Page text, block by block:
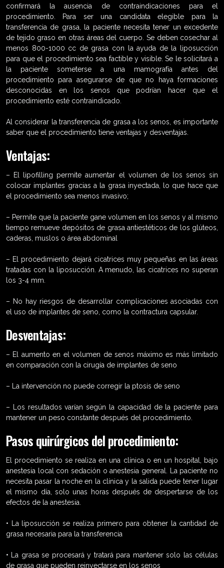
confirmará la ausencia de contraindicaciones para el
procedimiento. Para ser una candidata elegible para la
transferencia de grasa, la paciente necesita tener un excedente
de tejido graso en otras áreas del cuerpo. Se deben cosechar al
menos 800-1000 cc de grasa con la ayuda de la liposucción
para que el procedimiento sea factible y visible. Se le solicitará a
la paciente someterse a una mamografía antes del
procedimiento para asegurarse de que no haya formaciones
desconocidas en los senos que podrían hacer que el
procedimiento esté contraindicado.
Al considerar la transferencia de grasa a los senos, es importante
saber que el procedimiento tiene ventajas y desventajas.
Ventajas:
– El lipofilling permite aumentar el volumen de los senos sin
colocar implantes gracias a la grasa inyectada, lo que hace que
el procedimiento sea menos invasivo;
– Permite que la paciente gane volumen en los senos y al mismo
tiempo remueve depósitos de grasa antiestéticos de los glúteos,
caderas, muslos o área abdominal
– El procedimiento dejará cicatrices muy pequeñas en las áreas
tratadas con la liposucción. A menudo, las cicatrices no superan
los 3-4 mm.
– No hay riesgos de desarrollar complicaciones asociadas con
el uso de implantes de seno, como la contractura capsular.
Desventajas:
– El aumento en el volumen de senos máximo es más limitado
en comparación con la cirugía de implantes de seno
– La intervención no puede corregir la ptosis de seno
– Los resultados varían según la capacidad de la paciente para
mantener un peso constante después del procedimiento.
Pasos quirúrgicos del procedimiento:
El procedimiento se realiza en una clínica o en un hospital, bajo
anestesia local con sedación o anestesia general. La paciente no
necesita pasar la noche en la clínica y la salida puede tener lugar
el mismo día, solo unas horas después de despertarse de los
efectos de la anestesia.
• La liposucción se realiza primero para obtener la cantidad de
grasa necesaria para la transferencia
• La grasa se procesará y tratará para mantener solo las células
de grasa que pueden reinyectarse en los senos